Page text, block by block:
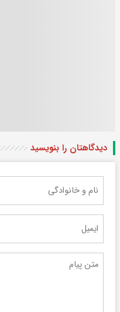
دیدگاهتان را بنویسید